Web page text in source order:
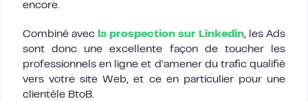
encore.
Combiné avec la prospection sur Linkedin, les Ads
sont donc une excellente façon de toucher les
professionnels en ligne et d’amener du trafic qualifié
vers votre site Web, et ce en particulier pour une
clientèle BtoB.